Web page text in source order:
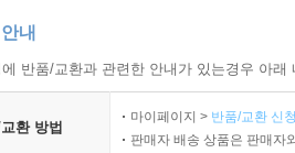
내
반품/교환과 관련한 안내가 있는경우 아
환 방법
마이페이지 > 반품/교환 신
판매자 배송 상품은 판매자